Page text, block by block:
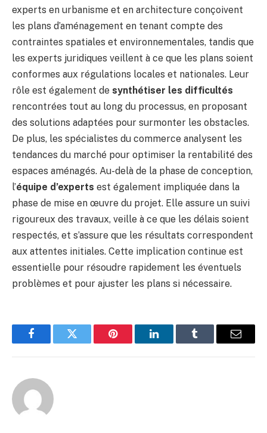
experts en urbanisme et en architecture conçoivent
les plans d’aménagement en tenant compte des
contraintes spatiales et environnementales, tandis que
les experts juridiques veillent à ce que les plans soient
conformes aux régulations locales et nationales. Leur
rôle est également de synthétiser les difficultés
rencontrées tout au long du processus, en proposant
des solutions adaptées pour surmonter les obstacles.
De plus, les spécialistes du commerce analysent les
tendances du marché pour optimiser la rentabilité des
espaces aménagés. Au-delà de la phase de conception,
l’équipe d’experts est également impliquée dans la
phase de mise en œuvre du projet. Elle assure un suivi
rigoureux des travaux, veille à ce que les délais soient
respectés, et s’assure que les résultats correspondent
aux attentes initiales. Cette implication continue est
essentielle pour résoudre rapidement les éventuels
problèmes et pour ajuster les plans si nécessaire.
FacebookTwitter Pinterest LinkedInTumblr Email